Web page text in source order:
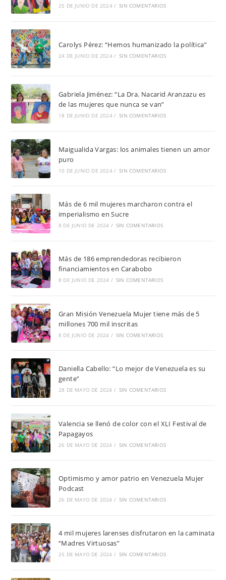
25 DE JUNIO DE 2024 / SIN COMENTARIOS
Carolys Pérez: “Hemos humanizado la política”
24 DE JUNIO DE 2024 / SIN COMENTARIOS
Gabriela Jiménez: “La Dra. Nacarid Aranzazu es
de las mujeres que nunca se van”
18 DE JUNIO DE 2024 / SIN COMENTARIOS
Maigualida Vargas: los animales tienen un amor
puro
10 DE JUNIO DE 2024 / SIN COMENTARIOS
Más de 6 mil mujeres marcharon contra el
imperialismo en Sucre
8 DE JUNIO DE 2024 / SIN COMENTARIOS
Más de 186 emprendedoras recibieron
financiamientos en Carabobo
8 DE JUNIO DE 2024 / SIN COMENTARIOS
Gran Misión Venezuela Mujer tiene más de 5
millones 700 mil inscritas
8 DE JUNIO DE 2024 / SIN COMENTARIOS
Daniella Cabello: “Lo mejor de Venezuela es su
gente”
28 DE MAYO DE 2024 / SIN COMENTARIOS
Valencia se llenó de color con el XLI Festival de
Papagayos
26 DE MAYO DE 2024 / SIN COMENTARIOS
Optimismo y amor patrio en Venezuela Mujer
Podcast
26 DE MAYO DE 2024 / SIN COMENTARIOS
4 mil mujeres larenses disfrutaron en la caminata
“Madres Virtuosas”
25 DE MAYO DE 2024 / SIN COMENTARIOS